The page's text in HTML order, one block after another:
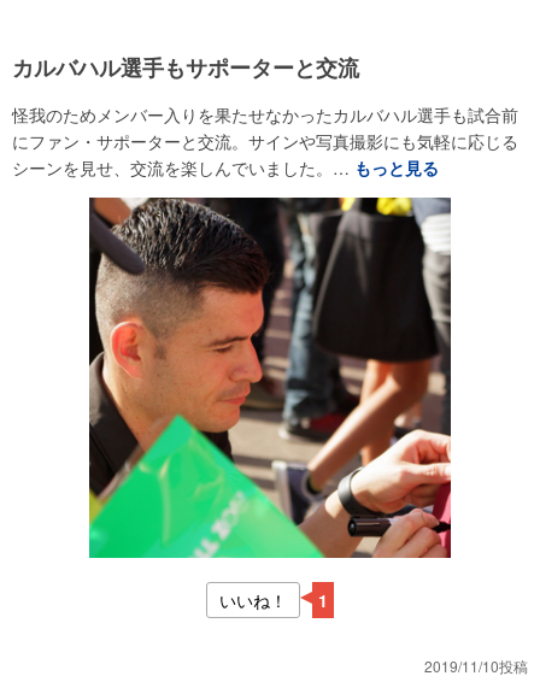
カルバハル選手もサポーターと交流
怪我のためメンバー入りを果たせなかったカルバハル選手も試合前
にファン・サポーターと交流。サインや写真撮影にも気軽に応じる
シーンを見せ、交流を楽しんでいました。… もっと見る
いいね！ 1
2019/11/10投稿